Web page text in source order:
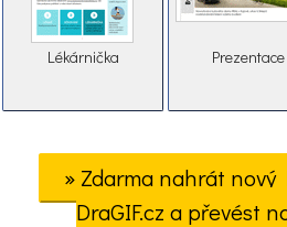
Lékárnička Prezentace
» Zdarma nahrát nový
DraGIF.cz a převést